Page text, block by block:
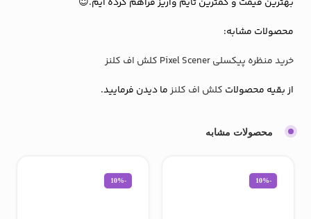
محصولات مشابه:
خرید منظره پیکسلی‌ Pixel Scener کلش اف کلنز
از بقیه محصولات کلش اف کلنزما دیدن فرمایید.
محصولات مشابه
-10%
-10%